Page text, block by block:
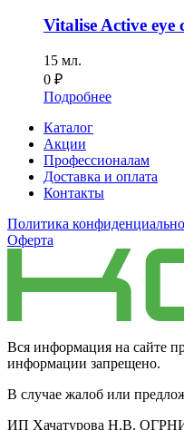
Vitalise Active eye
15 мл.
0 ₽
Подробнее
Каталог
Акции
Профессионалам
Доставка и оплата
Контакты
Политика
Оферта
Вся информация на сайте
информации запрещено.
В случае жалоб или
ИП Хачатурова Н.В.